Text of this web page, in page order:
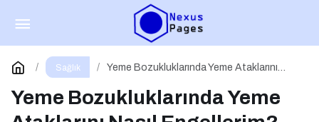
Sağlık
Yeme Bozukluklarında Yeme Ataklarını
Yeme Bozukluklarında Yeme
Ortoreksiya Nervoza: Sağlıklı Beslenme
Takıntısı
Yorum Yap